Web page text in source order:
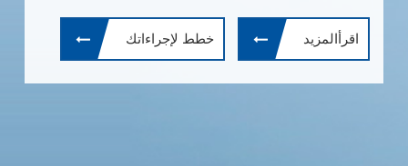
اقرأالمزيد خطط لإجراءاتك